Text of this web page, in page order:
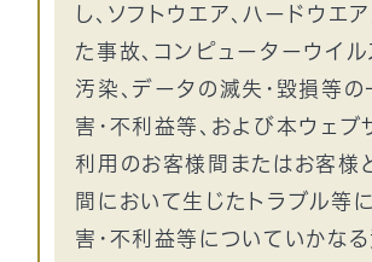
し、ソフトウエア、ハードウエ
た事故、コンピューターウイ
汚染、データの滅失・毀損等
害・不利益等、および本ウェブ
利用のお客様間またはお客様
間において生じたトラブル等
害・不利益等についていかな